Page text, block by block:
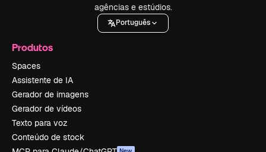
agências e estúdios.
Português
Produtos
Spaces
Assistente de IA
Gerador de imagens
Gerador de vídeos
Texto para voz
Conteúdo de stock